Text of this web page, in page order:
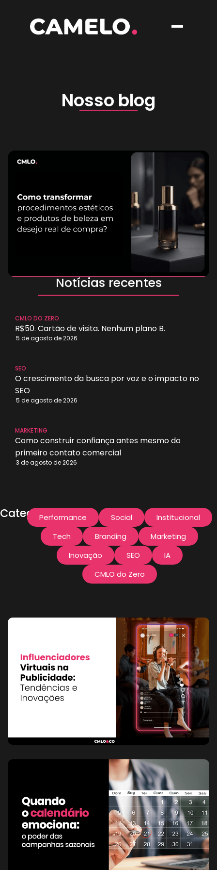
Nosso blog
Como
transformar
procedimentos
estéticos e
desejo real de
compra?
Notícias recentes
CMLO DO ZERO
R$50. Cartão de visita. Nenhum plano B.
5 de agosto de 2026
SEO
O crescimento da busca por voz e o impacto no
SEO
5 de agosto de 2026
MARKETING
Como construir confiança antes mesmo do
primeiro contato comercial
3 de agosto de 2026
Categorias:Performance Social
Institucional
Tech
Branding
Marketing
Inovação
SEO
IA
CMLO do Zero
29 de abril de
2025